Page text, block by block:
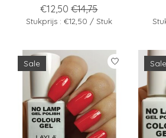
€12,50 €14,75
Stukprijs : €12,50 / Stuk
Sale Sale